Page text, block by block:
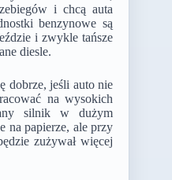
i chcą auta
benzynowe są
i zwykle tańsze
diesle.
dobrze, jeśli auto nie
na wysokich
silnik w dużym
na papierze, ale przy
zużywał więcej